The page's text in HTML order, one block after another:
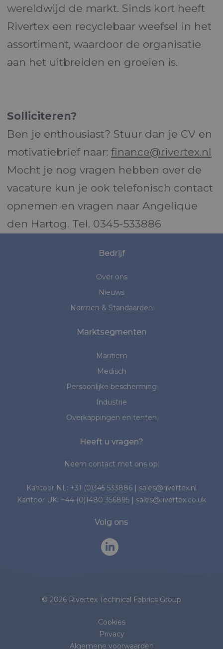
wereldwijd de markt. Sinds kort heeft
Rivertex een recyclebaar weefsel in het
assortiment, waardoor de organisatie
aan het uitbreiden en groeien is.
Solliciteren?
Ben je enthousiast? Stuur dan je CV en
motivatiebrief naar: finance@rivertex.nl
Mocht je nog vragen hebben over de
vacature kun je ook telefonisch contact
opnemen en vragen naar Angelique
den Hartog. Tel. 0345-533886
Bedrijf
Over ons
Nieuws
Normen & Standaarden
Marktsegmenten
Maritiem
Medisch
Persoonlijke bescherming
Industrie
Overkappingen en tenten
Heeft u vragen?
Neem contact met ons op:
Kantoor NL: +31 (0)345 533886 | sales@rivertex.nl
Kantoor UK: +44 (0)1480 356895 | sales@rivertex.co.uk
Volg ons
© 2026 Rivertex Technical Fabrics Group
Cookies
Privacy
Algemene voorwaarden